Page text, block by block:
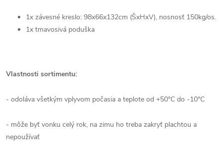
1x závesné kreslo: 98x66x132cm (ŠxHxV), nosnosť 150kg/os.
1x tmavosivá poduška
Vlastnosti sortimentu:
- odoláva všetkým vplyvom počasia a teplote od +50°C do -10°C
- môže byť vonku celý rok, na zimu ho treba zakryť plachtou a
nepoužívať